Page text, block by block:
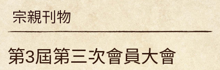
宗親刊物
第3屆第三次會員大會